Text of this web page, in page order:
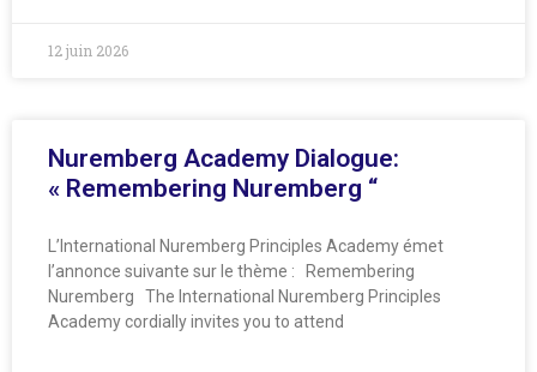
12 juin 2026
Nuremberg Academy Dialogue:
« Remembering Nuremberg “
L’International Nuremberg Principles Academy émet
l’annonce suivante sur le thème : Remembering
Nuremberg The International Nuremberg Principles
Academy cordially invites you to attend